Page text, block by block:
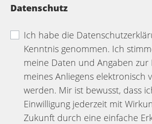
Datenschutz
Ich habe die
Kenntnis genommen. Ich
meine Daten und Angaben zur
meines Anliegens elektronisch
werden. Mir ist bewusst, dass
Einwilligung jederzeit mit
Zukunft durch eine einfache